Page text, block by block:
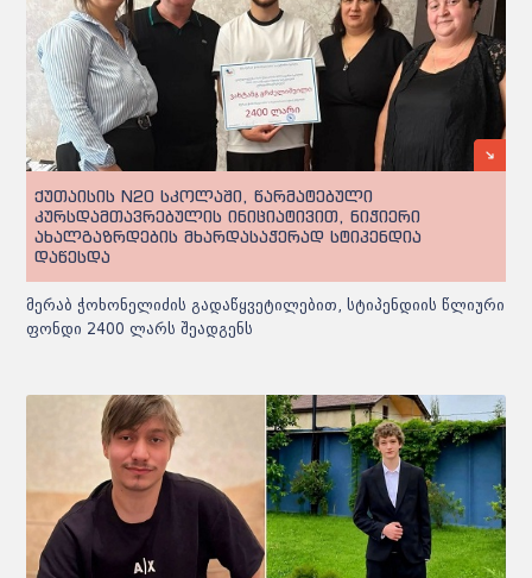
ქუთაისის N20 სკოლაში, წარმატებული
კურსდამთავრებულის ინიციატივით, ნიჭიერი
ახალგაზრდების მხარდასაჭერად სტიპენდია
დაწესდა
მერაბ ჭოხონელიძის გადაწყვეტილებით, სტიპენდიის წლიური
ფონდი 2400 ლარს შეადგენს